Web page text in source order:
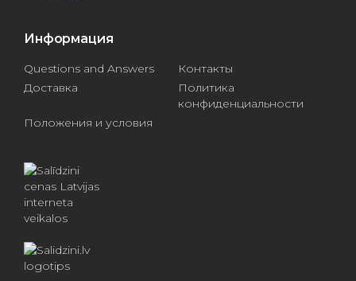
Информация
Questions and Answers
Контакты
Доставка
Политика
конфиденциальности
Положения и условия